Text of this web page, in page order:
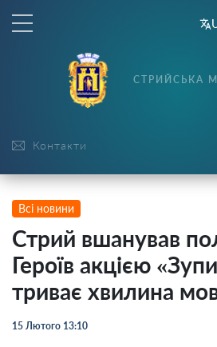
Контакти
СТРИЙСЬКА
Всі новини
Стрий вшанував
Героїв акцією
триває хвилина
15 Лютого 13:10